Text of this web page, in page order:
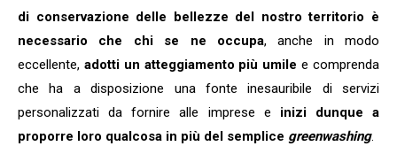
di conservazione delle bellezze del nostro territorio è
necessario che chi se ne occupa, anche in modo
eccellente, adotti un atteggiamento più umile e comprenda
che ha a disposizione una fonte inesauribile di servizi
personalizzati da fornire alle imprese e inizi dunque a
proporre loro qualcosa in più del semplice greenwashing.